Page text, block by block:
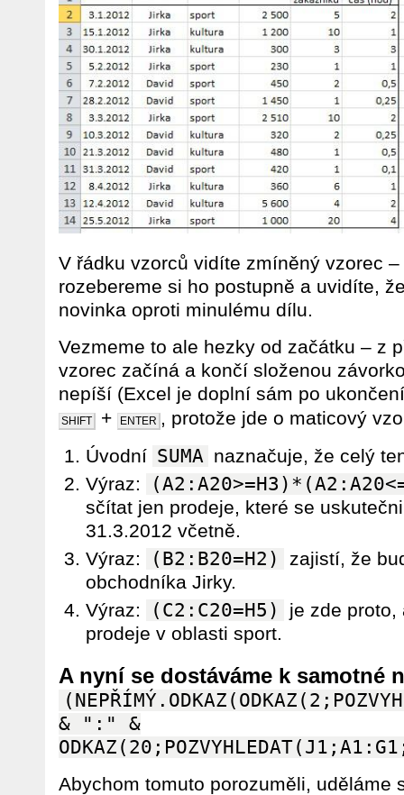
V řádku vzorců vidíte zmíněný vzorec
rozebereme si ho postupně a uvidíte,
novinka oproti minulému dílu.
Vezmeme to ale hezky od začátku – z
vzorec začíná a končí složenou
nepíší (Excel je doplní sám po
SHIFT + ENTER , protože jde o maticový
Úvodní SUMA naznačuje, že celý
Výraz:
sčítat jen prodeje, které se
31.3.2012 včetně.
Výraz:
(B2:B20=H2)
zajistí, že
obchodníka Jirky.
Výraz:
(C2:C20=H5)
je zde proto,
prodeje v oblasti sport.
A nyní se dostáváme k samotné
& ":" &
Abychom tomuto porozuměli, uděláme